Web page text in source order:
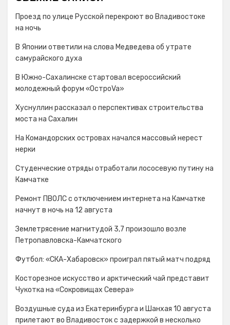
Проезд по улице Русской перекроют во Владивостоке
на ночь
В Японии ответили на слова Медведева об утрате
самурайского духа
В Южно-Сахалинске стартовал всероссийский
молодежный форум «ОстроVa»
Хуснуллин рассказал о перспективах строительства
моста на Сахалин
На Командорских островах начался массовый нерест
нерки
Студенческие отряды отработали лососевую путину на
Камчатке
Ремонт ПВОЛС с отключением интернета на Камчатке
начнут в ночь на 12 августа
Землетрясение магнитудой 3,7 произошло возле
Петропавловска-Камчатского
Футбол: «СКА-Хабаровск» проиграл пятый матч подряд
Косторезное искусство и арктический чай представит
Чукотка на «Сокровищах Севера»
Воздушные суда из Екатеринбурга и Шанхая 10 августа
прилетают во Владивосток с задержкой в несколько